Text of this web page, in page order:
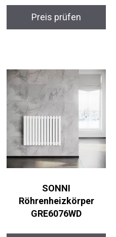
Preis prüfen
SONNI
Röhrenheizkörper
GRE6076WD